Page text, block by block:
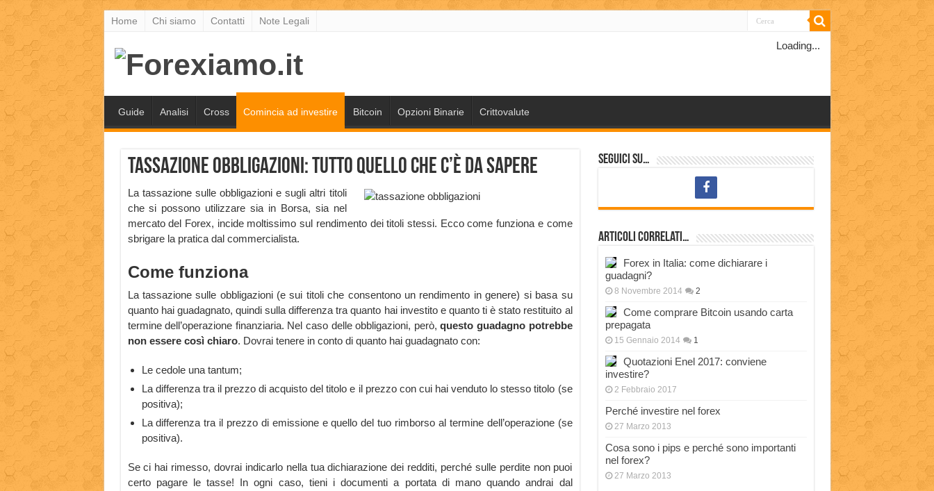
Home Chi siamo Contatti Note Legali
Loading...
Guide Analisi Cross Comincia ad investire Bitcoin Opzioni Binarie Crittovalute
Tassazione obbligazioni: tutto quello che c’è da sapere
La tassazione sulle obbligazioni e sugli altri titoli
che si possono utilizzare sia in Borsa, sia nel
mercato del Forex, incide moltissimo sul rendimento dei titoli stessi. Ecco come funziona e come
sbrigare la pratica dal commercialista.
Come funziona
La tassazione sulle obbligazioni (e sui titoli che consentono un rendimento in genere) si basa su
quanto hai guadagnato, quindi sulla differenza tra quanto hai investito e quanto ti è stato restituito al
termine dell’operazione finanziaria. Nel caso delle obbligazioni, però, questo guadagno potrebbe
non essere così chiaro. Dovrai tenere in conto di quanto hai guadagnato con:
Le cedole una tantum;
La differenza tra il prezzo di acquisto del titolo e il prezzo con cui hai venduto lo stesso titolo (se
positiva);
La differenza tra il prezzo di emissione e quello del tuo rimborso al termine dell’operazione (se
positiva).
Se ci hai rimesso, dovrai indicarlo nella tua dichiarazione dei redditi, perché sulle perdite non puoi
certo pagare le tasse! In ogni caso, tieni i documenti a portata di mano quando andrai dal
Seguici su…
Articoli correlati…
Forex in Italia: come dichiarare i
guadagni?
8 Novembre 2014 2
Come comprare Bitcoin usando carta
prepagata
15 Gennaio 2014 1
Quotazioni Enel 2017: conviene
investire?
2 Febbraio 2017
Perché investire nel forex
27 Marzo 2013
Cosa sono i pips e perché sono importanti
nel forex?
27 Marzo 2013